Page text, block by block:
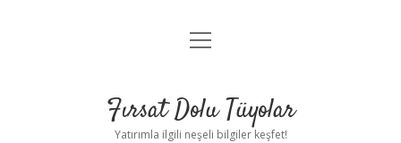
Gizlilik Politikası
Yasal Uyarı
menüyü
Fırsat Dolu Tüyolar
Yatırımla ilgili neşeli bilgiler keşfet!